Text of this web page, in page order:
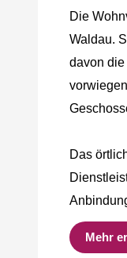
Die
Waldau.
davon
Das
Mehr